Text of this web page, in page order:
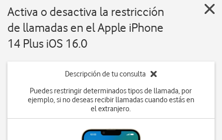
Activa o desactiva la restricción
de llamadas en el Apple iPhone
14 Plus iOS 16.0
Descripción de tu consulta
Puedes restringir determinados tipos de llamada, por
ejemplo, si no deseas recibir llamadas cuando estás en
el extranjero.